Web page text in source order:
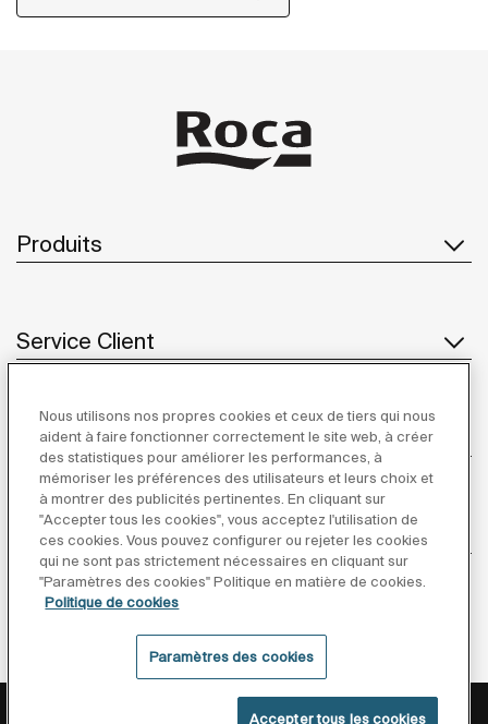
Produits
Service Client
À propos de Roca
Inspiration
Suivez-nous
Politique De Confidentialité
Nous utilisons nos propres cookies et ceux de tiers qui nous
aident à faire fonctionner correctement le site web, à créer
des statistiques pour améliorer les performances, à
mémoriser les préférences des utilisateurs et leurs choix et
à montrer des publicités pertinentes. En cliquant sur
"Accepter tous les cookies", vous acceptez l'utilisation de
ces cookies. Vous pouvez configurer ou rejeter les cookies
qui ne sont pas strictement nécessaires en cliquant sur
"Paramètres des cookies" Politique en matière de cookies.
Politique de cookies
Paramètres des cookies
Accepter tous les cookies